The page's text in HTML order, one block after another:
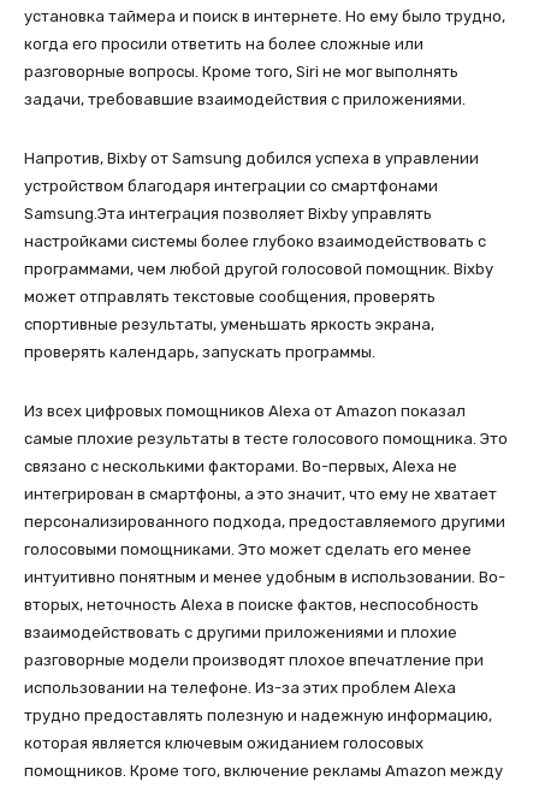
установка таймера и поиск в интернете. Но ему было трудно,
когда его просили ответить на более сложные или
разговорные вопросы. Кроме того, Siri не мог выполнять
задачи, требовавшие взаимодействия с приложениями.
Напротив, Bixby от Samsung добился успеха в управлении
устройством благодаря интеграции со смартфонами
Samsung.Эта интеграция позволяет Bixby управлять
настройками системы более глубоко взаимодействовать с
программами, чем любой другой голосовой помощник. Bixby
может отправлять текстовые сообщения, проверять
спортивные результаты, уменьшать яркость экрана,
проверять календарь, запускать программы.
Из всех цифровых помощников Alexa от Amazon показал
самые плохие результаты в тесте голосового помощника. Это
связано с несколькими факторами. Во-первых, Alexa не
интегрирован в смартфоны, а это значит, что ему не хватает
персонализированного подхода, предоставляемого другими
голосовыми помощниками. Это может сделать его менее
интуитивно понятным и менее удобным в использовании. Во-
вторых, неточность Alexa в поиске фактов, неспособность
взаимодействовать с другими приложениями и плохие
разговорные модели производят плохое впечатление при
использовании на телефоне. Из-за этих проблем Alexa
трудно предоставлять полезную и надежную информацию,
которая является ключевым ожиданием голосовых
помощников. Кроме того, включение рекламы Amazon между